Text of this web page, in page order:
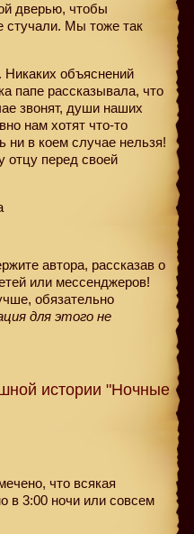
дверью, чтобы
стучали. Мы тоже так
Никаких объяснений
папе рассказывала, что
звонят, души наших
нам хотят что-то
ни в коем случае нельзя!
отцу перед своей
автора, рассказав о
или мессенджеров!
обязательно
для этого не
истории "Ночные
что всякая
в 3:00 ночи или совсем